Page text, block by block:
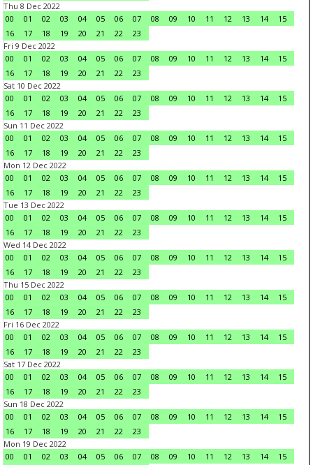
Thu 8 Dec 2022
00
01 02 03 04 05 06 07 08 09 10 11 12 13 14
15
16
17 18 19 20 21 22
23
Fri 9 Dec 2022
00
01 02 03 04 05 06 07 08 09 10 11 12 13 14
15
16
17 18 19 20 21 22
23
Sat 10 Dec 2022
00
01 02 03 04 05 06 07 08 09 10 11 12 13 14
15
16
17 18 19 20 21 22
23
Sun 11 Dec 2022
00
01 02 03 04 05 06 07 08 09 10 11 12 13 14
15
16
17 18 19 20 21 22
23
Mon 12 Dec 2022
00
01 02 03 04 05 06 07 08 09 10 11 12 13 14
15
16
17 18 19 20 21 22
23
Tue 13 Dec 2022
00
01 02 03 04 05 06 07 08 09 10 11 12 13 14
15
16
17 18 19 20 21 22
23
Wed 14 Dec 2022
00
01 02 03 04 05 06 07 08 09 10 11 12 13 14
15
16
17 18 19 20 21 22
23
Thu 15 Dec 2022
00
01 02 03 04 05 06 07 08 09 10 11 12 13 14
15
16
17 18 19 20 21 22
23
Fri 16 Dec 2022
00
01 02 03 04 05 06 07 08 09 10 11 12 13 14
15
16
17 18 19 20 21 22
23
Sat 17 Dec 2022
00
01 02 03 04 05 06 07 08 09 10 11 12 13 14
15
16
17 18 19 20 21 22
23
Sun 18 Dec 2022
00
01 02 03 04 05 06 07 08 09 10 11 12 13 14
15
16
17 18 19 20 21 22
23
Mon 19 Dec 2022
00
01 02 03 04 05 06 07 08 09 10 11 12 13 14
15